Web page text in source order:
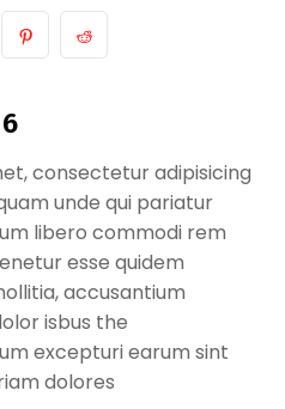
consectetur adipisicing
unde qui pariatur
libero commodi rem
esse quidem
accusantium
isbus the
excepturi earum sint
dolores